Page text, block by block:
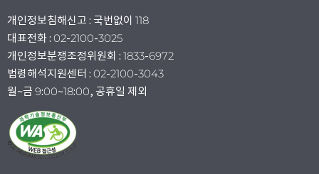
개인정보침해신고 : 국번없이 118
대표전화 : 02-2100-3025
개인정보분쟁조정위원회 : 1833-6972
법령해석지원센터 : 02-2100-3043
월~금 9:00~18:00, 공휴일 제외